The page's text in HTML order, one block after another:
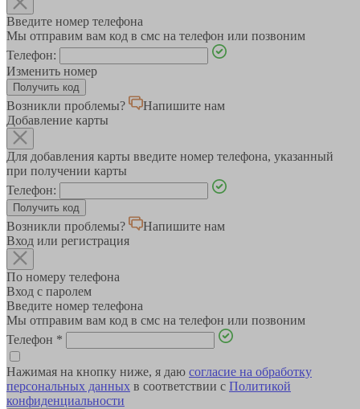
Введите номер телефона
Мы отправим вам код в смс на телефон или позвоним
Телефон:
Изменить номер
Возникли проблемы?
Напишите нам
Добавление карты
Для добавления карты введите номер телефона, указанный
при получении карты
Телефон:
Возникли проблемы?
Напишите нам
Вход или регистрация
По номеру телефона
Вход с паролем
Введите номер телефона
Мы отправим вам код в смс на телефон или позвоним
Телефон *
Нажимая на кнопку ниже, я даю согласие на обработку
персональных данных в соответствии с Политикой
конфиденциальности